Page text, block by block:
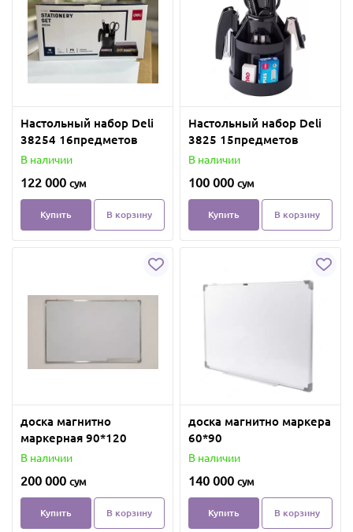
Настольный набор Deli
38254 16предметов
В наличии
122 000 сум
Купить В корзину
Настольный набор Deli
3825 15предметов
В наличии
100 000 сум
Купить В корзину
доска магнитно
маркерная 90*120
В наличии
200 000 сум
Купить В корзину
доска магнитно маркера
60*90
В наличии
140 000 сум
Купить В корзину